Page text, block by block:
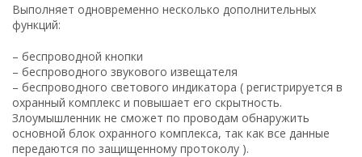
Выполняет одновременно несколько дополнительных
функций:
– беспроводной кнопки
– беспроводного звукового извещателя
– беспроводного светового индикатора ( регистрируется в
охранный комплекс и повышает его скрытность.
Злоумышленник не сможет по проводам обнаружить
основной блок охранного комплекса, так как все данные
передаются по защищенному протоколу ).